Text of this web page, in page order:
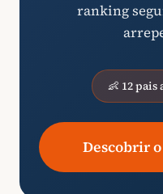
ranking
👶 12 pais
Descobrir